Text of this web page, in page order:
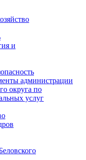
и
администрации
округа по
услуг